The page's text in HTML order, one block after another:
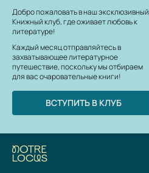
Добро пожаловать в наш эксклюзивный
Книжный клуб, где оживает любовь к
литературе!
Каждый месяц отправляйтесь в
захватывающее литературное
путешествие, поскольку мы отбираем
для вас очаровательные книги!
ВСТУПИТЬ В КЛУБ